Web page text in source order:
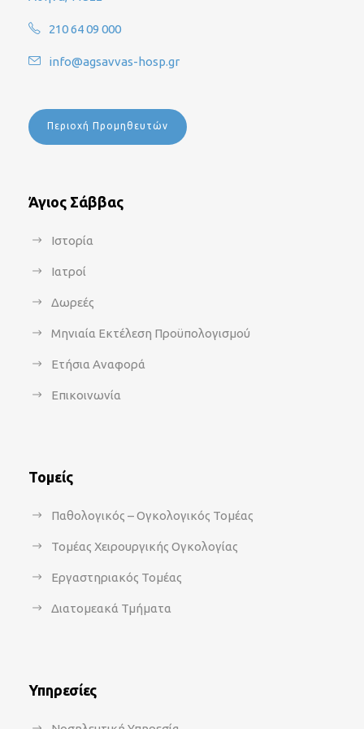
210 64 09 000
info@agsavvas-hosp.gr
Περιοχή Προμηθευτών
Άγιος Σάββας
Ιστορία
Ιατροί
Δωρεές
Μηνιαία Εκτέλεση Προϋπολογισμού
Ετήσια Αναφορά
Επικοινωνία
Τομείς
Παθολογικός – Ογκολογικός Τομέας
Τομέας Χειρουργικής Ογκολογίας
Εργαστηριακός Τομέας
Διατομεακά Τμήματα
Υπηρεσίες